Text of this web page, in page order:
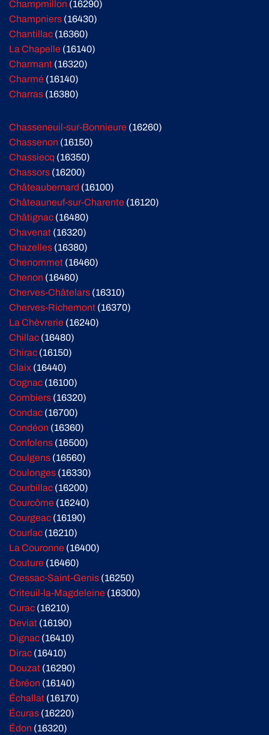
Champmillon (16290)
Champniers (16430)
Chantillac (16360)
La Chapelle (16140)
Charmant (16320)
Charmé (16140)
Charras (16380)
Chasseneuil-sur-Bonnieure (16260)
Chassenon (16150)
Chassiecq (16350)
Chassors (16200)
Châteaubernard (16100)
Châteauneuf-sur-Charente (16120)
Châtignac (16480)
Chavenat (16320)
Chazelles (16380)
Chenommet (16460)
Chenon (16460)
Cherves-Châtelars (16310)
Cherves-Richemont (16370)
La Chèvrerie (16240)
Chillac (16480)
Chirac (16150)
Claix (16440)
Cognac (16100)
Combiers (16320)
Condac (16700)
Condéon (16360)
Confolens (16500)
Coulgens (16560)
Coulonges (16330)
Courbillac (16200)
Courcôme (16240)
Courgeac (16190)
Courlac (16210)
La Couronne (16400)
Couture (16460)
Cressac-Saint-Genis (16250)
Criteuil-la-Magdeleine (16300)
Curac (16210)
Deviat (16190)
Dignac (16410)
Dirac (16410)
Douzat (16290)
Ébréon (16140)
Échallat (16170)
Écuras (16220)
Édon (16320)